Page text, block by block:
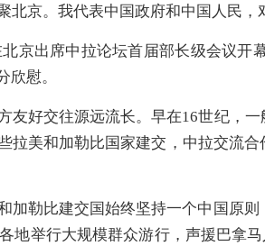
京。我代表中国政府和中国人民，
京出席中拉论坛首届部长级会议
慰。
友好交往源远流长。早在16世纪，
拉美和加勒比国家建交，中拉交流
勒比建交国始终坚持一个中国原
地举行大规模群众游行，声援巴拿